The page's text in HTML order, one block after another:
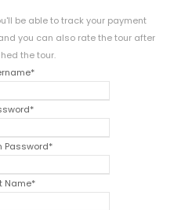
be able to track your payment
you can also rate the tour after
the tour.
*
*
Password*
Name*